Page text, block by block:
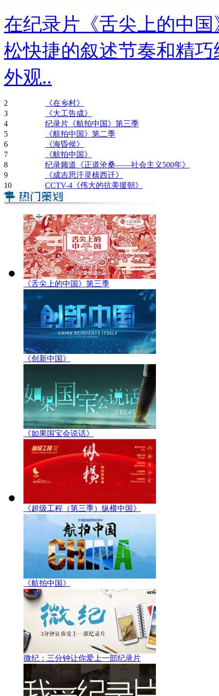
在纪录片《舌尖上的中
松快捷的叙述节奏和精
外观..
2
《在乡村》
3
《大工告成》
4
纪录片《航拍中国》第三季
5
《航拍中国》第二季
6
《海昏侯》
7
《航拍中国》
8
纪录频道《正道沧桑——社会主义500年》
9
《成吉思汗灵榇西迁》
10
CCTV-4《伟大的抗美援朝》
《舌尖上的中国》第三季
《创新中国》
《如果国宝会说话》
《超级工程（第三季）纵横中国》
《航拍中国》
微纪：三分钟让你爱上一部纪录片